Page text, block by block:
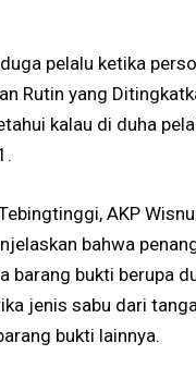
pelalu ketika
Rutin yang
kalau di duha
AKP
bahwa
barang bukti berupa
jenis sabu dari
bukti lainnya.